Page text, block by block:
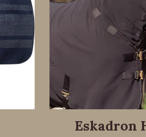
Eskadron